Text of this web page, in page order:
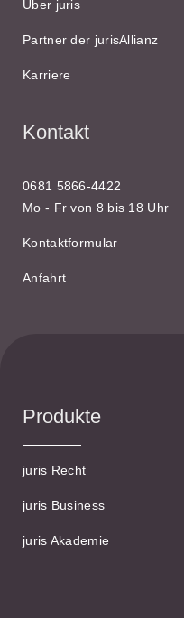
Über juris
Partner der jurisAllianz
Karriere
Kontakt
0681 5866-4422
Mo - Fr von 8 bis 18 Uhr
Kontaktformular
Anfahrt
Produkte
juris Recht
juris Business
juris Akademie